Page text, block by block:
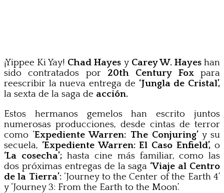
¡Yippee Ki Yay! Chad Hayes yCarey W. Hayeshan
sido contratados por 20th Century Foxpara
reescribir la nueva entrega de ‘Jungla de Cristal’,
la sexta de la saga de acción.
Estos hermanos gemelos han escrito juntos
numerosas producciones, desde cintas de terror
como ‘Expediente Warren: The Conjuring’ y su
secuela, ‘Expediente Warren: El Caso Enfield’, o
‘La cosecha’; hasta cine más familiar, como las
dos próximas entregas de la saga ‘Viaje al Centro
de la Tierra’:‘Journey to the Center of the Earth 4’
y ‘Journey 3: From the Earth to the Moon’.